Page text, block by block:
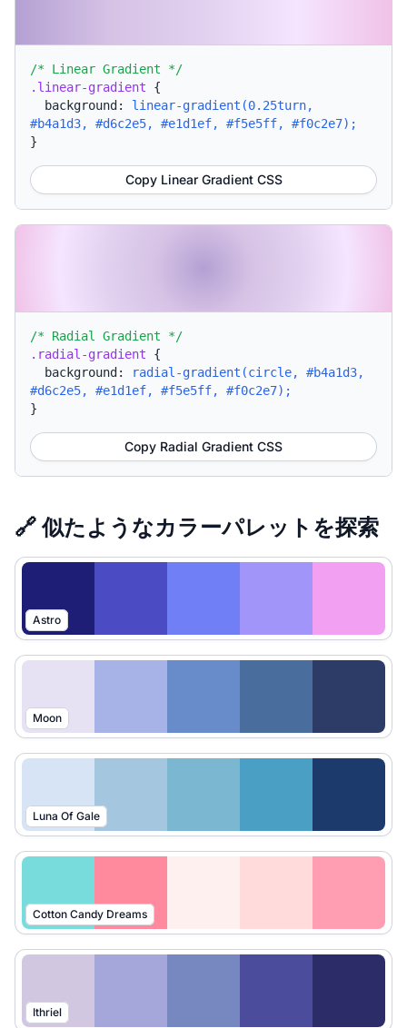
/* Linear Gradient */
.linear-gradient {
background: linear-gradient(0.25turn,
#b4a1d3, #d6c2e5, #e1d1ef, #f5e5ff, #f0c2e7);
}
Copy Linear Gradient CSS
/* Radial Gradient */
.radial-gradient {
background:
radial-gradient(circle, #b4a1d3,
#d6c2e5, #e1d1ef, #f5e5ff, #f0c2e7);
}
Copy Radial Gradient CSS
🔗 似たようなカラーパレットを探索
Astro
Moon
Luna Of Gale
Cotton Candy Dreams
Ithriel